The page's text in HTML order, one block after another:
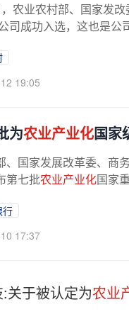
农业农村部、国家发
司成功入选，这也是公
19:05
为农业产业化国家
、国家发展改革委、商
第七批农业产业化国家
行
17:37
关于被认定为农业